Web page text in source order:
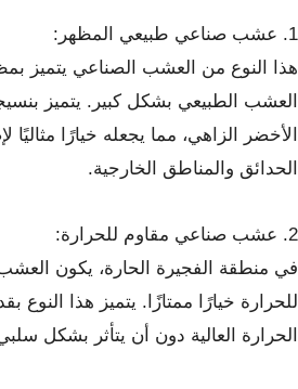
1. عشب صناعي طبيعي المظهر:
هذا النوع من العشب الصناعي يتميز
العشب الطبيعي بشكل كبير. يتميز
الأخضر الزاهي، مما يجعله خيارًا
الحدائق والمناطق الخارجية.
2. عشب صناعي مقاوم للحرارة:
في منطقة الفجيرة الحارة، يكون
للحرارة خيارًا ممتازًا. يتميز هذا
الحرارة العالية دون أن يتأثر بشكل